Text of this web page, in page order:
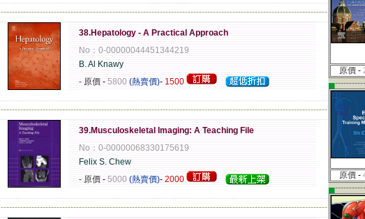
---------------------------------------------------------------------------------------------------------------------
38.Hepatology - A Practical Approach
No：0-00000044451344219
B. Al Knawy
- 原價 - 5800 (熱賣價)- 1500
---------------------------------------------------------------------------------------------------------------------
39.Musculoskeletal Imaging: A Teaching File
No：0-00000068330175619
Felix S. Chew
- 原價 - 5000 (熱賣價)- 2000
---------------------------------------------------------------------------------------------------------------------
原價 -
▄
原價 -
▄